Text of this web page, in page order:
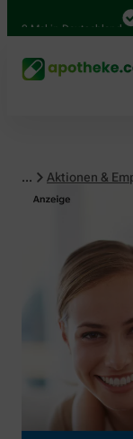
in Deutschland
... Aktionen &